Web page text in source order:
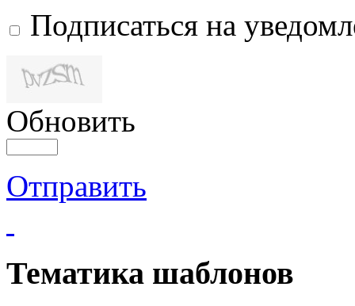
Подписаться на
Обновить
Отправить
Тематика шаблонов